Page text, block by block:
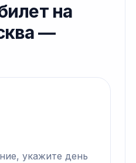
на
—
укажите день